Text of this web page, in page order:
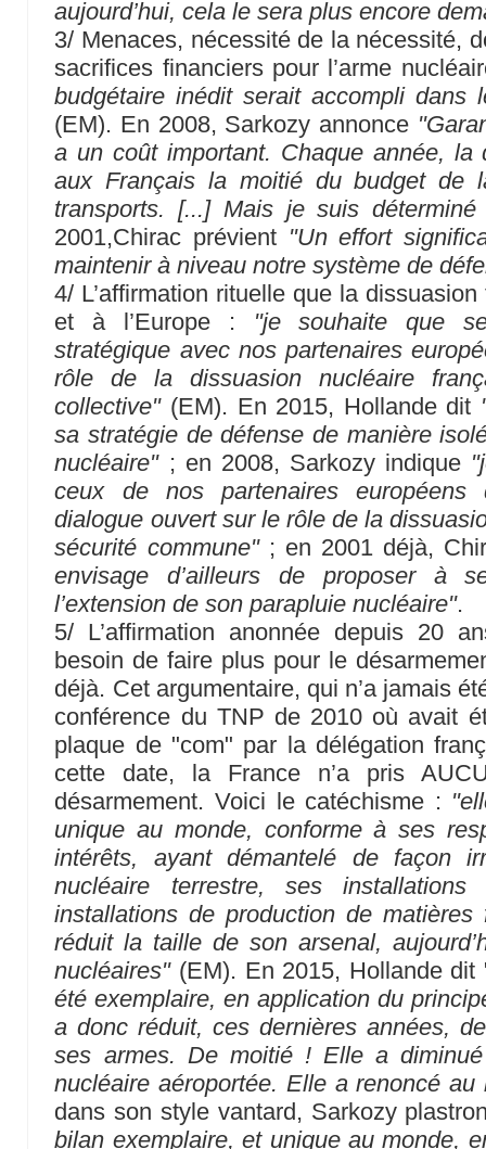
aujourd’hui, cela le sera plus encore
3/ Menaces, nécessité de la nécessité,
sacrifices financiers pour l’arme
budgétaire inédit serait accompli dans
(EM). En 2008, Sarkozy annonce
a un coût important. Chaque année, la
aux Français la moitié du budget de
transports. [...] Mais je suis
2001,Chirac prévient "Un effort
maintenir à niveau notre système de
4/ L’affirmation rituelle que la
et à l’Europe : "je souhaite que
stratégique avec nos partenaires
rôle de la dissuasion nucléaire
collective"(EM). En 2015, Hollande dit
sa stratégie de défense de manière
nucléaire"; en 2008, Sarkozy indique
ceux de nos partenaires européens
dialogue ouvert sur le rôle de la
sécurité commune"; en 2001 déjà,
envisage d’ailleurs de proposer à
l’extension de son parapluie nucléaire".
5/ L’affirmation anonnée depuis 20
besoin de faire plus pour le
déjà. Cet argumentaire, qui n’a jamais
conférence du TNP de 2010 où avait
plaque de "com" par la délégation
cette date, la France n’a pris
désarmement. Voici le catéchisme :
unique au monde, conforme à ses
intérêts, ayant démantelé de façon
nucléaire terrestre, ses installations
installations de production de
réduit la taille de son arsenal,
nucléaires"(EM). En 2015, Hollande
été exemplaire, en application du
a donc réduit, ces dernières années,
ses armes. De moitié ! Elle a
nucléaire aéroportée. Elle a renoncé
dans son style vantard, Sarkozy
bilan exemplaire, et unique au monde,